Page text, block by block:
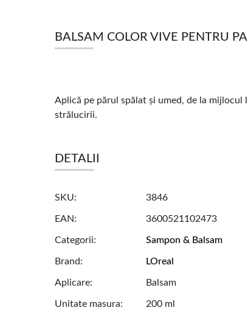
BALSAM COLOR VIVE PENTRU
Aplică pe părul spălat și umed, de la
strălucirii.
DETALII
SKU 3846
EAN 3600521102473
Categorii Sampon & Balsam
Brand LOreal
Aplicare Balsam
Unitate masura 200 ml